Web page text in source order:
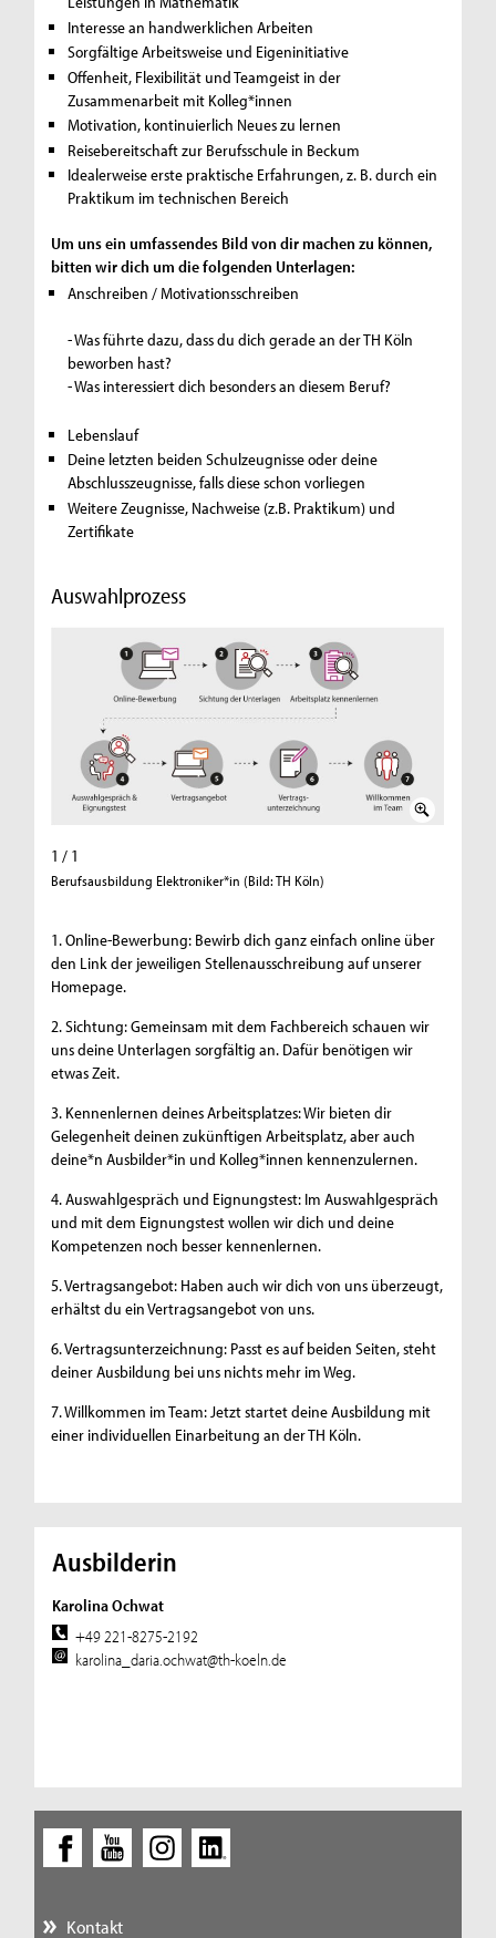
Interesse an handwerklichen Arbeiten
Sorgfältige Arbeitsweise und Eigeninitiative
Offenheit, Flexibilität und Teamgeist in der
Zusammenarbeit mit Kolleg*innen
Motivation, kontinuierlich Neues zu lernen
Reisebereitschaft zur Berufsschule in Beckum
Idealerweise erste praktische Erfahrungen, z. B. durch ein
Praktikum im technischen Bereich
Um uns ein umfassendes Bild von dir machen zu können,
bitten wir dich um die folgenden Unterlagen:
Anschreiben / Motivationsschreiben
- Was führte dazu, dass du dich gerade an der TH Köln
beworben hast?
- Was interessiert dich besonders an diesem Beruf?
Lebenslauf
Deine letzten beiden Schulzeugnisse oder deine
Abschlusszeugnisse, falls diese schon vorliegen
Weitere Zeugnisse, Nachweise (z.B. Praktikum) und
Zertifikate
Auswahlprozess
1 / 1
Berufsausbildung Elektroniker*in (Bild: TH Köln)
1. Online-Bewerbung: Bewirb dich ganz einfach online über
den Link der jeweiligen Stellenausschreibung auf unserer
Homepage.
2. Sichtung: Gemeinsam mit dem Fachbereich schauen wir
uns deine Unterlagen sorgfältig an. Dafür benötigen wir
etwas Zeit.
3. Kennenlernen deines Arbeitsplatzes: Wir bieten dir
Gelegenheit deinen zukünftigen Arbeitsplatz, aber auch
deine*n Ausbilder*in und Kolleg*innen kennenzulernen.
4. Auswahlgespräch und Eignungstest: Im Auswahlgespräch
und mit dem Eignungstest wollen wir dich und deine
Kompetenzen noch besser kennenlernen.
5. Vertragsangebot: Haben auch wir dich von uns überzeugt,
erhältst du ein Vertragsangebot von uns.
6. Vertragsunterzeichnung: Passt es auf beiden Seiten, steht
deiner Ausbildung bei uns nichts mehr im Weg.
7. Willkommen im Team: Jetzt startet deine Ausbildung mit
einer individuellen Einarbeitung an der TH Köln.
Ausbilderin
Karolina Ochwat
+49 221-8275-2192
karolina_daria.ochwat@th-koeln.de
Kontakt